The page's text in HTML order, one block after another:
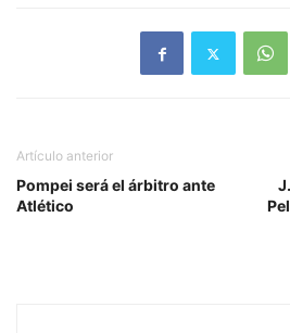
Artículo anterior
Pompei será el árbitro ante
Atlético